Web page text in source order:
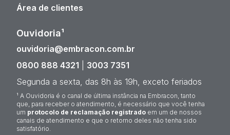
Área de clientes
Ouvidoria¹
ouvidoria@embracon.com.br
0800 888 4321
3003 7351
Segunda a sexta, das 8h às 19h, exceto feriados
¹ A Ouvidoria é o canal de última instância na Embracon, tanto
que, para receber o atendimento, é necessário que você tenha
um protocolo de reclamação registrado em um de nossos
canais de atendimento e que o retorno deles não tenha sido
satisfatório.